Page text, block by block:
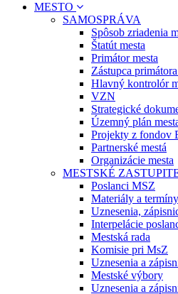
MESTO
SAMOSPRÁVA
Spôsob zriadenia
Štatút mesta
Primátor mesta
Zástupca
Hlavný kontrolór
VZN
Strategické
Územný plán
Projekty z fondov
Partnerské mestá
Organizácie mesta
MESTSKÉ
Poslanci MSZ
Materiály a
Uznesenia,
Interpelácie
Mestská rada
Komisie pri MsZ
Uznesenia a
Mestské výbory
Uznesenia a